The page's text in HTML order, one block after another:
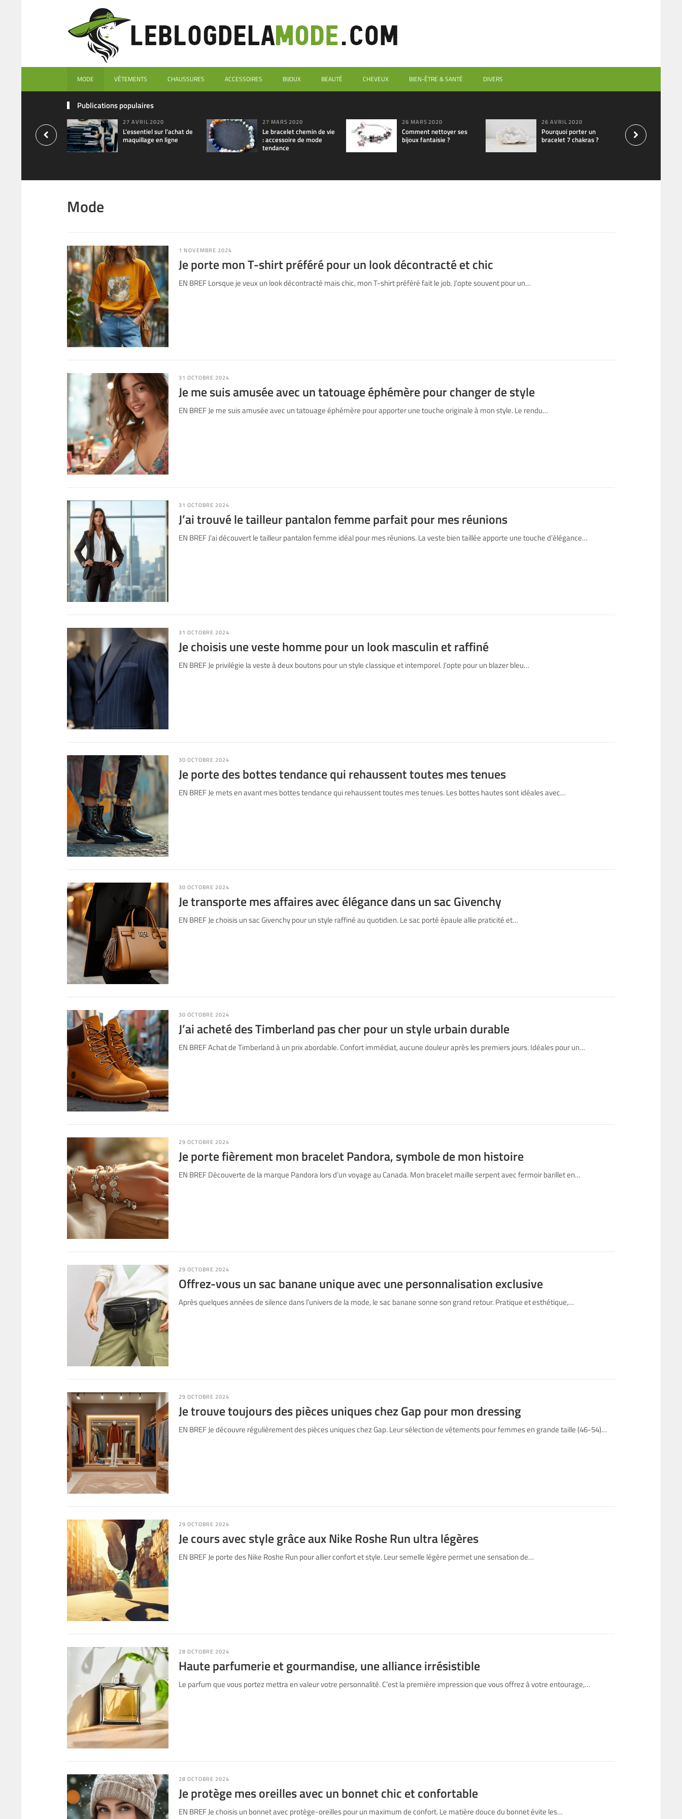
MODE VÊTEMENTS CHAUSSURES ACCESSOIRES BIJOUX BEAUTÉ CHEVEUX BIEN-ÊTRE & SANTÉ DIVERS
Publications populaires
27 AVRIL 2020
L’essentiel sur l’achat de
maquillage en ligne
27 MARS 2020
Le bracelet chemin de vie
: accessoire de mode
tendance
26 MARS 2020
Comment nettoyer ses
bijoux fantaisie ?
26 AVRIL 2020
Pourquoi porter un
bracelet 7 chakras ?
Mode
1 NOVEMBRE 2024
Je porte mon T-shirt préféré pour un look décontracté et chic
EN BREF Lorsque je veux un look décontracté mais chic, mon T-shirt préféré fait le job. J’opte souvent pour un…
31 OCTOBRE 2024
Je me suis amusée avec un tatouage éphémère pour changer de style
EN BREF Je me suis amusée avec un tatouage éphémère pour apporter une touche originale à mon style. Le rendu…
31 OCTOBRE 2024
J’ai trouvé le tailleur pantalon femme parfait pour mes réunions
EN BREF J’ai découvert le tailleur pantalon femme idéal pour mes réunions. La veste bien taillée apporte une touche d’élégance…
31 OCTOBRE 2024
Je choisis une veste homme pour un look masculin et raffiné
EN BREF Je privilégie la veste à deux boutons pour un style classique et intemporel. J’opte pour un blazer bleu…
30 OCTOBRE 2024
Je porte des bottes tendance qui rehaussent toutes mes tenues
EN BREF Je mets en avant mes bottes tendance qui rehaussent toutes mes tenues. Les bottes hautes sont idéales avec…
30 OCTOBRE 2024
Je transporte mes affaires avec élégance dans un sac Givenchy
EN BREF Je choisis un sac Givenchy pour un style raffiné au quotidien. Le sac porté épaule allie praticité et…
30 OCTOBRE 2024
J’ai acheté des Timberland pas cher pour un style urbain durable
EN BREF Achat de Timberland à un prix abordable. Confort immédiat, aucune douleur après les premiers jours. Idéales pour un…
29 OCTOBRE 2024
Je porte fièrement mon bracelet Pandora, symbole de mon histoire
EN BREF Découverte de la marque Pandora lors d’un voyage au Canada. Mon bracelet maille serpent avec fermoir barillet en…
29 OCTOBRE 2024
Offrez-vous un sac banane unique avec une personnalisation exclusive
Après quelques années de silence dans l’univers de la mode, le sac banane sonne son grand retour. Pratique et esthétique,…
29 OCTOBRE 2024
Je trouve toujours des pièces uniques chez Gap pour mon dressing
EN BREF Je découvre régulièrement des pièces uniques chez Gap. Leur sélection de vêtements pour femmes en grande taille (46-54)…
29 OCTOBRE 2024
Je cours avec style grâce aux Nike Roshe Run ultra légères
EN BREF Je porte des Nike Roshe Run pour allier confort et style. Leur semelle légère permet une sensation de…
28 OCTOBRE 2024
Haute parfumerie et gourmandise, une alliance irrésistible
Le parfum que vous portez mettra en valeur votre personnalité. C’est la première impression que vous offrez à votre entourage,…
28 OCTOBRE 2024
Je protège mes oreilles avec un bonnet chic et confortable
EN BREF Je choisis un bonnet avec protège-oreilles pour un maximum de confort. Le matière douce du bonnet évite les…